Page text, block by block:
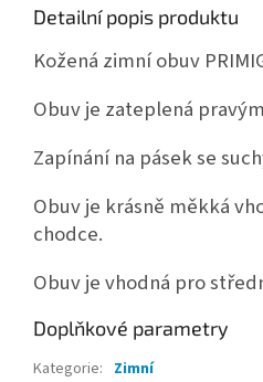
Detailní popis produktu
Kožená zimní obuv
Obuv je zateplená
Zapínání na pásek se
Obuv je krásně měkká
chodce.
Obuv je vhodná pro
Doplňkové parametry
Kategorie: Zimní